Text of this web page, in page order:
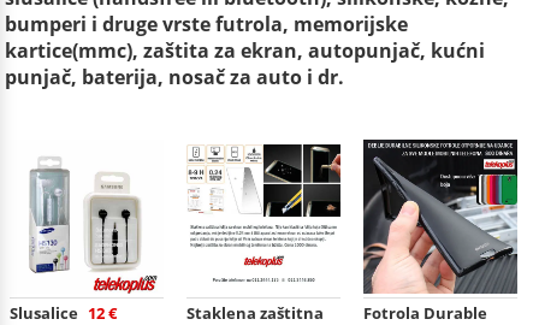
bumperi i druge vrste futrola, memorijske
kartice(mmc), zaštita za ekran, autopunjač, kućni
punjač, baterija, nosač za auto i dr.
Slusalice 12 €
Staklena zaštitna
Fotrola Durable